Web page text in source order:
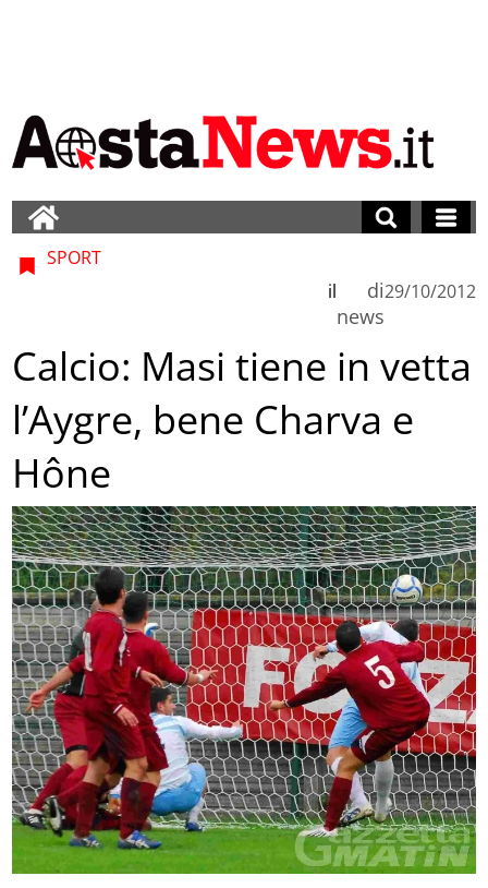
SPORT
di
news
il 29/10/2012
Calcio: Masi tiene in vetta
l’Aygre, bene Charva e
Hône